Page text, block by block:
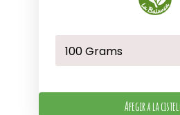
Afegir a la